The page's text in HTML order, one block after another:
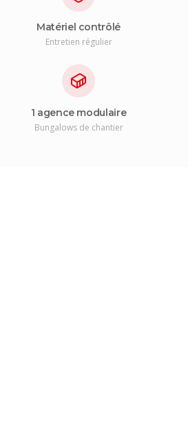
Matériel contrôlé
Entretien régulier
1 agence modulaire
Bungalows de chantier